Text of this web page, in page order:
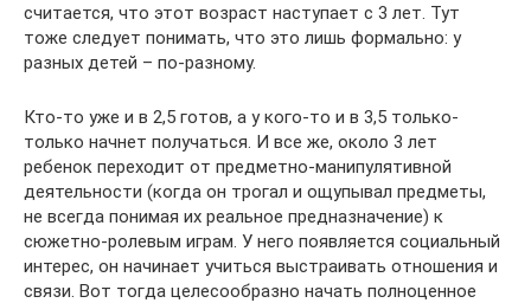
считается, что этот возраст наступает с 3 лет. Тут
тоже следует понимать, что это лишь формально: у
разных детей – по-разному.
Кто-то уже и в 2,5 готов, а у кого-то и в 3,5 только-
только начнет получаться. И все же, около 3 лет
ребенок переходит от предметно-манипулятивной
деятельности (когда он трогал и ощупывал предметы,
не всегда понимая их реальное предназначение) к
сюжетно-ролевым играм. У него появляется социальный
интерес, он начинает учиться выстраивать отношения и
связи. Вот тогда целесообразно начать полноценное